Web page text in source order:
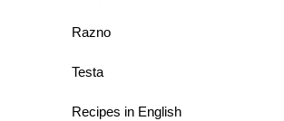
Razno
Testa
Recipes in English